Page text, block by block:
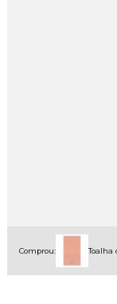
Comprou: Toalha